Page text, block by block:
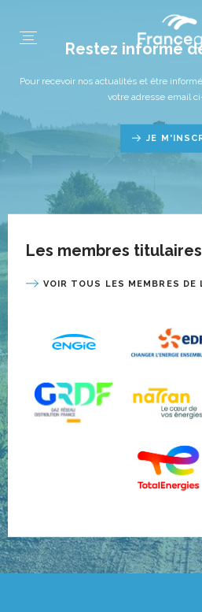
Restez informé
Pour recevoir nos actualités et être
votre adresse email
JE
Les membres titulaires
VOIR TOUS LES MEMBRES DE